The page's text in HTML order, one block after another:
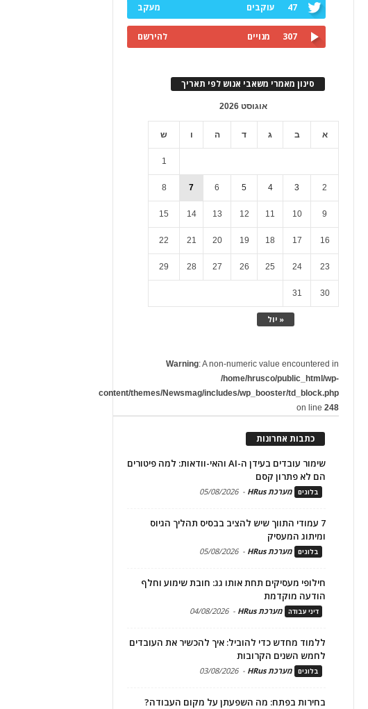
47 עוקבים מעקב
307 מנויים להירשם
סינון מאמרי משאבי אנוש לפי תאריך
אוגוסט 2026
א ב ג ד ה ו ש
« יול
1
2
3
4
5
6
7
8
9
10
11
12
13
14
15
16
17
18
19
20
21
22
23
24
25
26
27
28
29
30
31
Warning: A non-numeric value encountered in
/home/hrusco/public_html/wp-
content/themes/Newsmag/includes/wp_booster/td_block.php
on line248
כתבות אחרונות
שימור עובדים בעידן ה-AI והאי-וודאות: למה פיטורים
הם לא פתרון קסם
בלוגים מערכת HRus -
05/08/2026
7 עמודי התווך שיש להציב בבסיס תהליך הגיוס
ומיתוג המעסיק
בלוגים מערכת HRus -
05/08/2026
חילופי מעסיקים תחת אותו גג: חובת שימוע וחלף
הודעה מוקדמת
דיני עבודה מערכת HRus -
04/08/2026
ללמוד מחדש כדי להוביל: איך להכשיר את העובדים
לחמש השנים הקרובות
בלוגים מערכת HRus -
03/08/2026
בחירות בפתח: מה השפעתן על מקום העבודה?